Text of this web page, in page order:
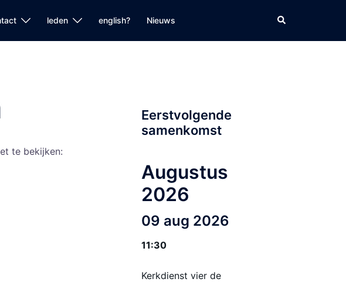
leden english? Nieuws Zoeken
te bekijken:
Eerstvolgende
samenkomst
Augustus
2026
09 aug 2026
11:30
Kerkdienst vier de